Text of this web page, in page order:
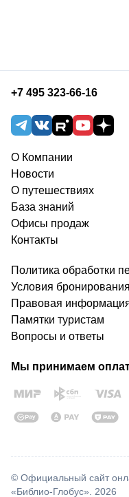
+7 495 323-66-16
О Компании
Новости
О путешествиях
База знаний
Офисы продаж
Контакты
Политика обработки
Условия
Правовая
Памятки туристам
Вопросы и ответы
Мы принимаем
© Официальный сайт
«Библио-Глобус». 2026